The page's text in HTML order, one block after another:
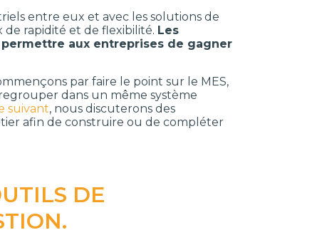
entre eux et avec les solutions de
de rapidité et de flexibilité. Les
aux entreprises de gagner
par faire le point sur le MES,
dans un même système
suivant, nous discuterons des
afin de construire ou de compléter
DE